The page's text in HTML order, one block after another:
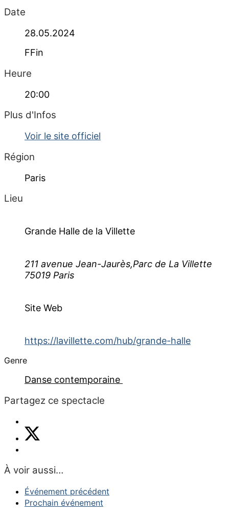
Date
28.05.2024
FFin
Heure
20:00
Plus d'Infos
Voir le site officiel
Région
Paris
Lieu
Grande Halle de la Villette
211 avenue Jean-Jaurès,Parc de La Villette
75019 Paris
Site Web
https://lavillette.com/hub/grande-halle
Genre
Danse contemporaine
Partagez ce spectacle
À voir aussi…
Événement précédent
Prochain événement